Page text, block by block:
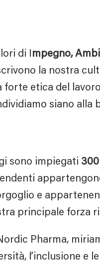
di Impegno,
la nostra
forte etica del
siano alla
sono impiegati 300
e
principale forza
Pharma,
l’inclusione e